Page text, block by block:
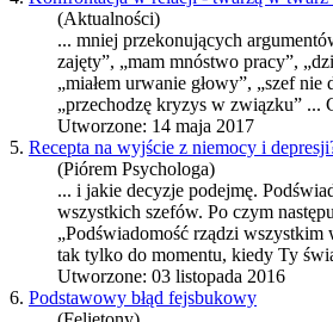
(Aktualności)
... mniej przekonujących
zajęty”, „mam mnóstwo pracy”,
„miałem urwanie głowy”, „szefnie
„przechodzę kryzys w związku” ...
Utworzone: 14 maja 2017
5. Recepta na wyjście z niemocy i
(Piórem Psychologa)
... i jakie decyzje podejmę.
wszystkich szefów. Po czym
„Podświadomość rządzi
tak tylko do momentu, kiedy Ty
Utworzone: 03 listopada 2016
6. Podstawowy błąd fejsbukowy